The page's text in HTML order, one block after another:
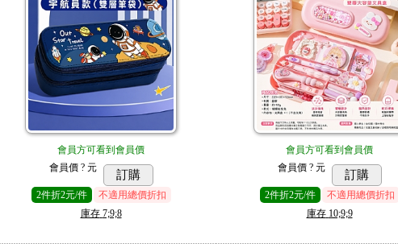
會員方可看到會員價
會員價? 元
訂購
2件折2元/件
不適用總價折扣
庫存 7;9;8
會員方可看到會員價
會員價? 元
訂購
2件折2元/件
不適用總價折扣
庫存 10;9;9